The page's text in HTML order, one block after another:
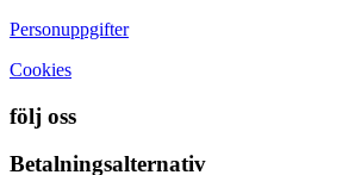
Personuppgifter
Cookies
följ oss
Betalningsalternativ